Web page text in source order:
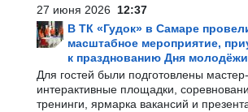
27 июня 2026 12:37
В ТК «Гудок» в Самаре
масштабное мероприятие,
к празднованию Дня
Для гостей были подготовлены мастер-
интерактивные площадки,
тренинги, ярмарка вакансий и